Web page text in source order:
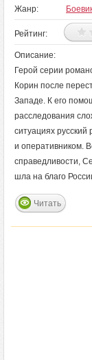
Жанр:
Рейтинг:
Описание:
Герой серии
Корин после
Западе. К его
расследования
ситуациях
и оперативником.
справедливости,
шла на благо
Читать